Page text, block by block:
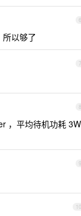
6
以够了
7
8
，平均待机功耗 3W
9
10